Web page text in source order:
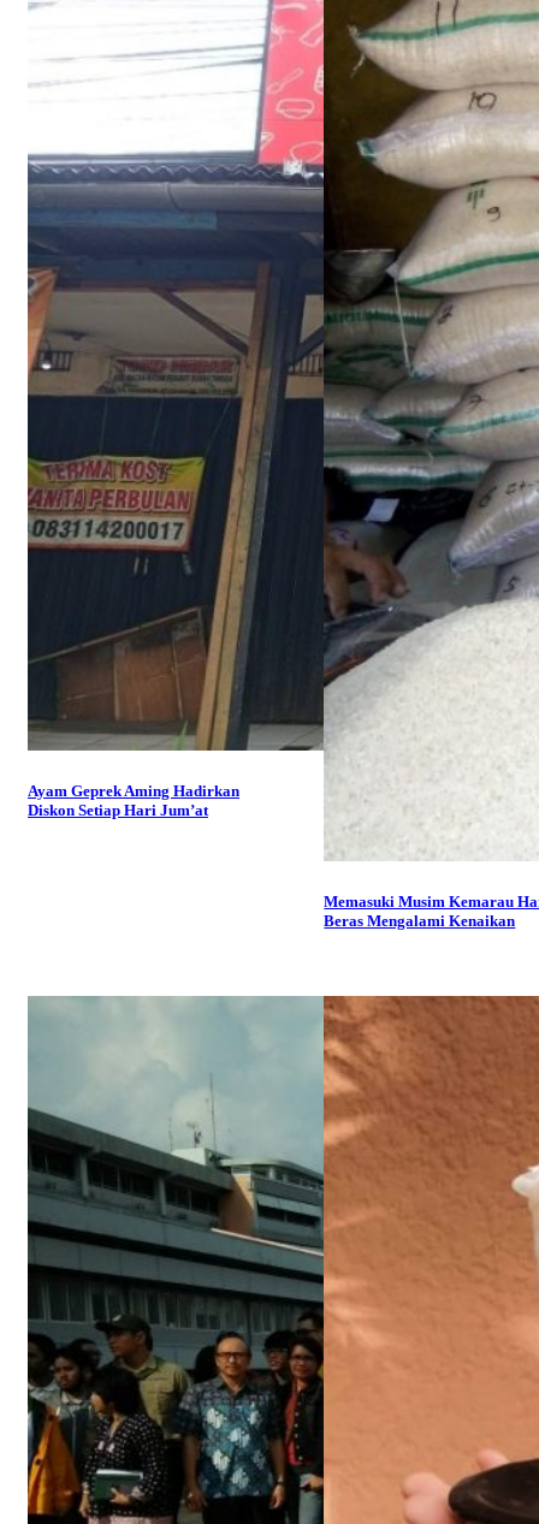
Ayam Geprek Aming Hadirkan
Diskon Setiap Hari Jum’at
Memasuki Musim Kemarau
Beras Mengalami Kenaikan